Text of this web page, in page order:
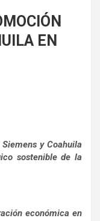
EN
y Coahuila
sostenible de la
económica en